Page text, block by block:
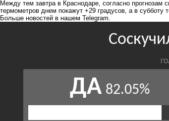
Между тем завтра в Краснодаре, согласно прогнозам
термометров днем покажут +29 градусов, а в субботу
Больше новостей в нашем Telegram